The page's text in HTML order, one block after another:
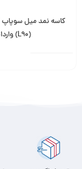
کاسه نمد میل سوپاپ
(L90) وارداتی